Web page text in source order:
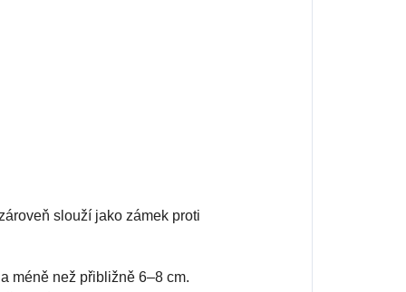
slouží jako zámek proti
méně než přibližně 6–8 cm.